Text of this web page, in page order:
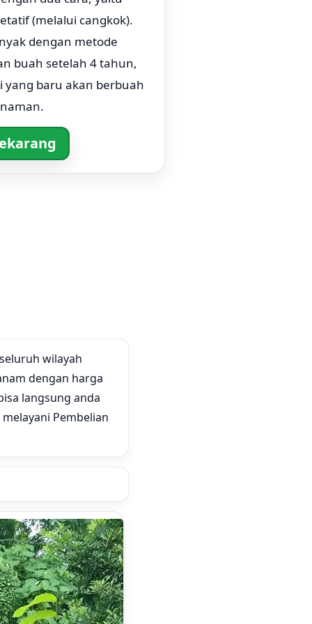
(melalui cangkok).
dengan metode
buah setelah 4 tahun,
yang baru akan berbuah
wilayah
dengan harga
langsung anda
melayani Pembelian